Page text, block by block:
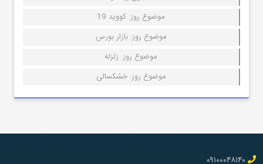
موضوع روز: کووید 19
موضوع روز: بازار بورس
موضوع روز: زلزله
موضوع روز: خشکسالی